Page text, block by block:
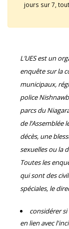
jours sur 7,
L’UES est un
enquête sur la
municipaux,
police
parcs du
de
décès, une
sexuelles ou la
Toutes les
qui sont des
spéciales, le
considérer
en lien avec